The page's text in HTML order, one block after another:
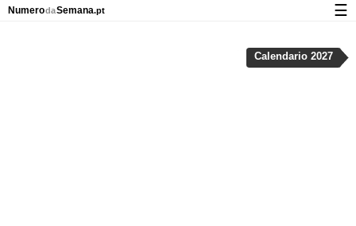
Calendario 2027
NumerodaSemana.pt ☰